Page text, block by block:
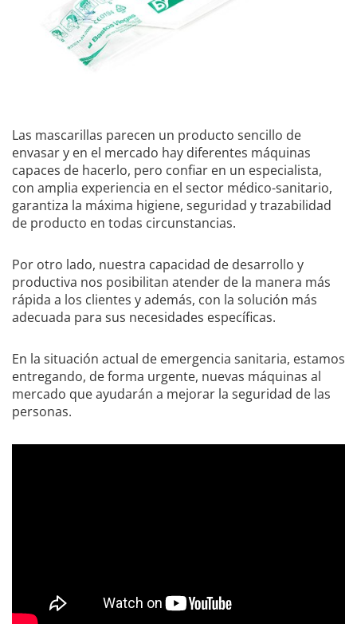
Las mascarillas parecen un producto sencillo de
envasar y en el mercado hay diferentes máquinas
capaces de hacerlo, pero confiar en un especialista,
con amplia experiencia en el sector médico-sanitario,
garantiza la máxima higiene, seguridad y trazabilidad
de producto en todas circunstancias.
Por otro lado, nuestra capacidad de desarrollo y
productiva nos posibilitan atender de la manera más
rápida a los clientes y además, con la solución más
adecuada para sus necesidades específicas.
En la situación actual de emergencia sanitaria, estamos
entregando, de forma urgente, nuevas máquinas al
mercado que ayudarán a mejorar la seguridad de las
personas.